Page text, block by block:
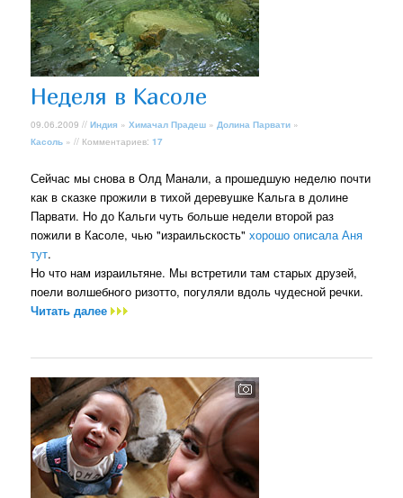
Неделя в Касоле
09.06.2009 //Индия »Химачал Прадеш » Долина Парвати »
Касоль » // Комментариев:17
Сейчас мы снова в Олд Манали, а прошедшую неделю почти
как в сказке прожили в тихой деревушке Кальга в долине
Парвати. Но до Кальги чуть больше недели второй раз
пожили в Касоле, чью "израильскость"хорошо описала Аня
тут.
Но что нам израильтяне. Мы встретили там старых друзей,
поели волшебного ризотто, погуляли вдоль чудесной речки.
Читать далее